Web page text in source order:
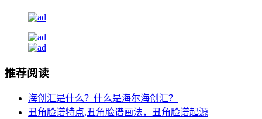
推荐阅读
海创汇是什么？什么是海尔海创汇？
丑角脸谱特点,丑角脸谱画法，丑角脸谱起源